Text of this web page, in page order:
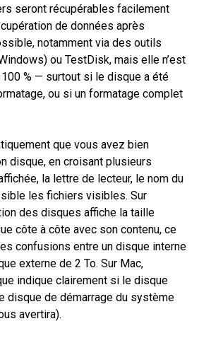
seront récupérables facilement
de données après
notamment via des outils
ou TestDisk, mais elle n’est
% — surtout si le disque a été
ou si un formatage complet
que vous avez bien
disque, en croisant plusieurs
la lettre de lecteur, le nom du
les fichiers visibles. Sur
des disques affiche la taille
côte à côte avec son contenu, ce
confusions entre un disque interne
externe de 2 To. Sur Mac,
indique clairement si le disque
disque de démarrage du système
avertira).